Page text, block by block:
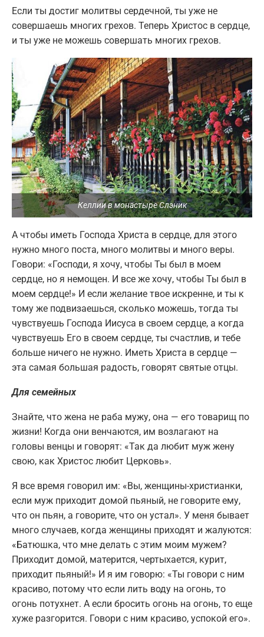
Если ты достиг молитвы сердечной, ты уже не
совершаешь многих грехов. Теперь Христос в сердце,
и ты уже не можешь совершать многих грехов.
Келлии в монастыре Слэник
А чтобы иметь Господа Христа в сердце, для этого
нужно много поста, много молитвы и много веры.
Говори: «Господи, я хочу, чтобы Ты был в моем
сердце, но я немощен. И все же хочу, чтобы Ты был в
моем сердце!» И если желание твое искренне, и ты к
тому же подвизаешься, сколько можешь, тогда ты
чувствуешь Господа Иисуса в своем сердце, а когда
чувствуешь Его в своем сердце, ты счастлив, и тебе
больше ничего не нужно. Иметь Христа в сердце —
эта самая большая радость, говорят святые отцы.
Для семейных
Знайте, что жена не раба мужу, она — его товарищ по
жизни! Когда они венчаются, им возлагают на
головы венцы и говорят: «Так да любит муж жену
свою, как Христос любит Церковь».
Я все время говорил им: «Вы, женщины-христианки,
если муж приходит домой пьяный, не говорите ему,
что он пьян, а говорите, что он устал». У меня бывает
много случаев, когда женщины приходят и жалуются:
«Батюшка, что мне делать с этим моим мужем?
Приходит домой, матерится, чертыхается, курит,
приходит пьяный!» И я им говорю: «Ты говори с ним
красиво, потому что если лить воду на огонь, то
огонь потухнет. А если бросить огонь на огонь, то еще
хуже разгорится. Говори с ним красиво, успокой его».